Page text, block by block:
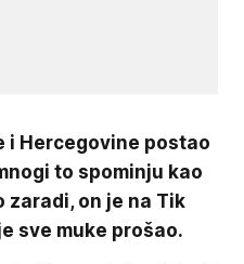
i Hercegovine postao
to spominju kao
zaradi, on je na Tik
sve muke prošao.